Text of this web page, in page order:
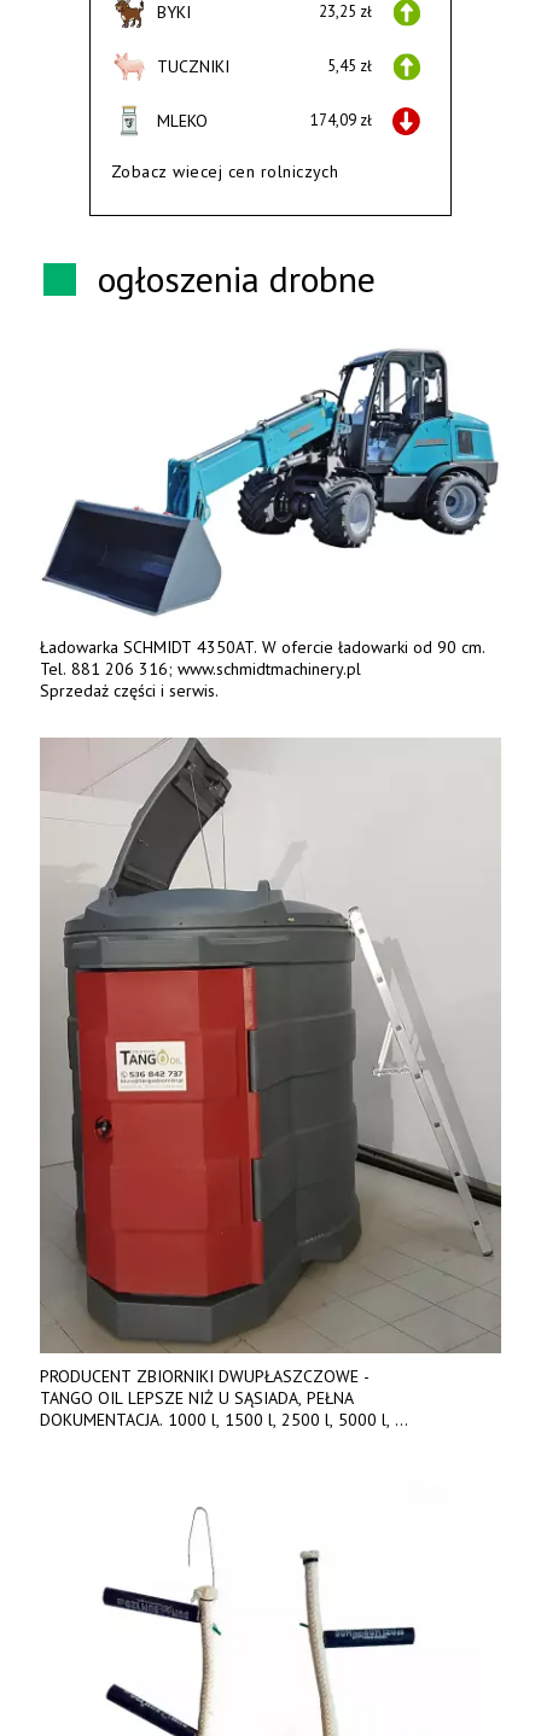
BYKI 23,25 zł
TUCZNIKI 5,45 zł
MLEKO 174,09 zł
Zobacz wiecej cen rolniczych
ogłoszenia drobne
Ładowarka SCHMIDT 4350AT. W ofercie ładowarki od 90 cm.
Tel. 881 206 316; www.schmidtmachinery.pl
Sprzedaż części i serwis.
PRODUCENT ZBIORNIKI DWUPŁASZCZOWE -
TANGO OIL LEPSZE NIŻ U SĄSIADA, PEŁNA
DOKUMENTACJA. 1000 l, 1500 l, 2500 l, 5000 l,